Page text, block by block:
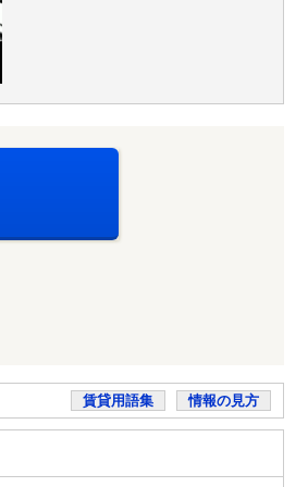
賃貸用語集 情報の見方